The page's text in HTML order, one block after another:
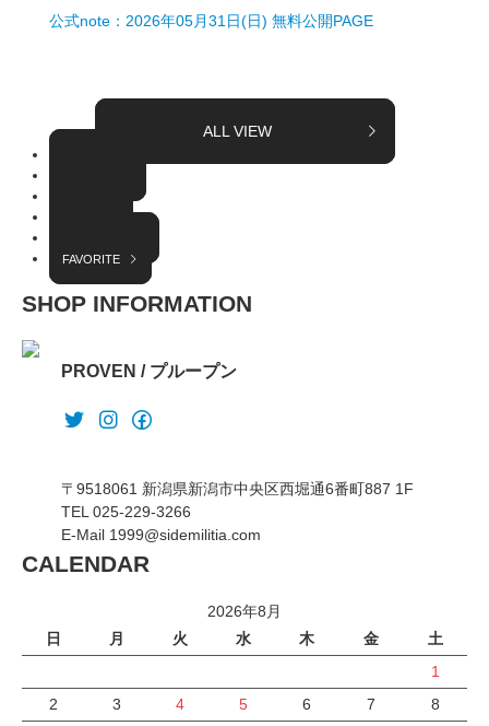
公式note：2026年05月31日(日) 無料公開PAGE
ALL VIEW
FAVORITE
SHOP INFORMATION
PROVEN / プループン
〒9518061 新潟県新潟市中央区西堀通6番町887 1F
TEL 025-229-3266
E-Mail 1999@sidemilitia.com
CALENDAR
2026年8月
日
月 火 水 木 金
土
1
2
3 4 5 6 7
8